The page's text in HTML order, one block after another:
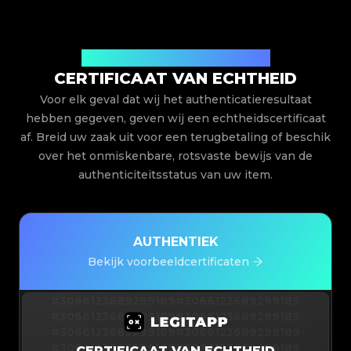
CERTIFICAAT VAN ECHTHEID
Voor elk geval dat wij het authenticatieresultaat
hebben gegeven, geven wij een echtheidscertificaat
af. Breid uw zaak uit voor een terugbetaling of beschik
over het onmiskenbare, rotsvaste bewijs van de
authenticiteitsstatus van uw item.
AUTHENTIEK
Bekijk voorbeeldcertificaten
#3066123689299189#3066123689299189
#3066123689299189#3066123689299189
#3066123689299189#3066123689299189